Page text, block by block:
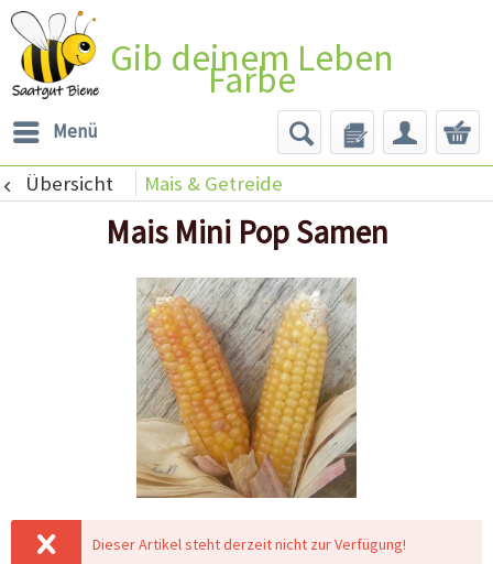
Gib deinem Leben
Farbe
Menü
Übersicht Mais & Getreide
Mais Mini Pop Samen
Dieser Artikel steht derzeit nicht zur Verfügung!